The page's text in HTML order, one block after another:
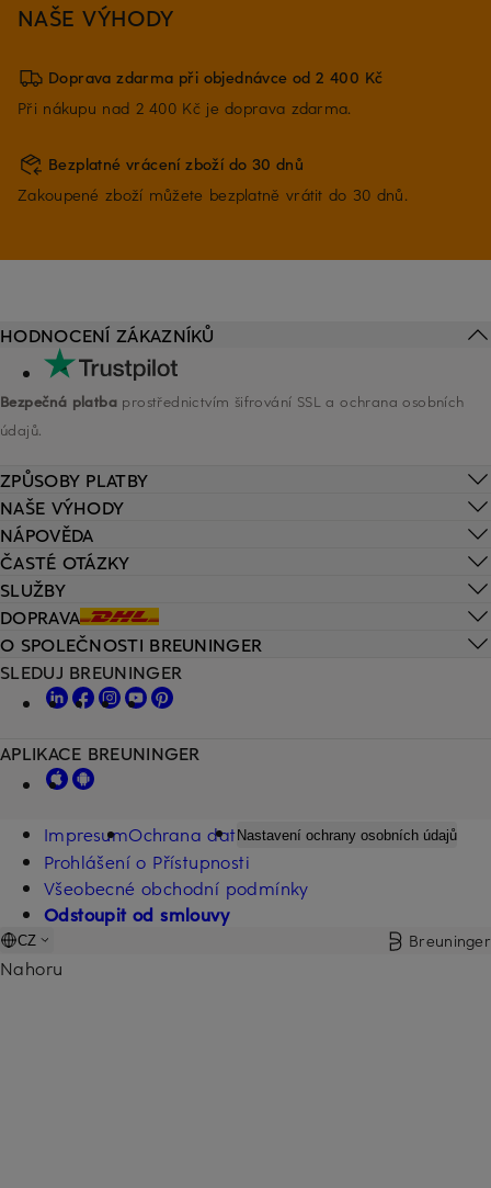
NAŠE VÝHODY
Doprava zdarma při objednávce od 2 400 Kč
Při nákupu nad 2 400 Kč je doprava zdarma.
Bezplatné vrácení zboží do 30 dnů
Zakoupené zboží můžete bezplatně vrátit do 30 dnů.
NÁPOVĚDA
ČASTÉ OTÁZKY
SLUŽBY
DOPRAVA
HODNOCENÍ ZÁKAZNÍKŮ
Bezpečná platba prostřednictvím šifrování SSL a ochrana osobních
údajů.
ZPŮSOBY PLATBY
NAŠE VÝHODY
O SPOLEČNOSTI BREUNINGER
SLEDUJ BREUNINGER
APLIKACE BREUNINGER
ImpresumOchrana datNastavení ochrany osobních údajů
Prohlášení o Přístupnosti
Všeobecné obchodní podmínky
Odstoupit od smlouvy
CZ Breuninger
Nahoru